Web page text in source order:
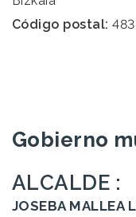
Código postal:
Gobierno
ALCALDE :
JOSEBA MALLEA